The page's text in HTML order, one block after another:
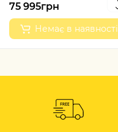
75 995грн
Немає в наявності